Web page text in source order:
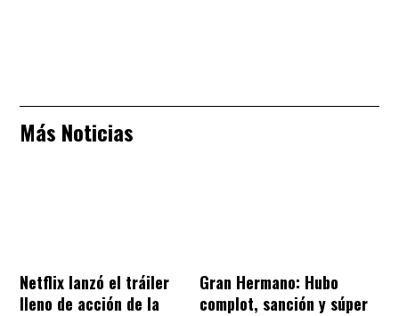
Más Noticias
Netflix lanzó el tráiler
lleno de acción de la
Gran Hermano: Hubo
complot, sanción y súper